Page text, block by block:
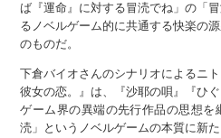
ば『運命』に対する冒涜でね」の「
るノベルゲーム的に共通する快楽の
のものだ。
下倉バイオさんのシナリオによるニ
彼女の恋。』は、『沙耶の唄』『ひ
ゲーム界の異端の先行作品の思想を
涜」というノベルゲームの本質に新